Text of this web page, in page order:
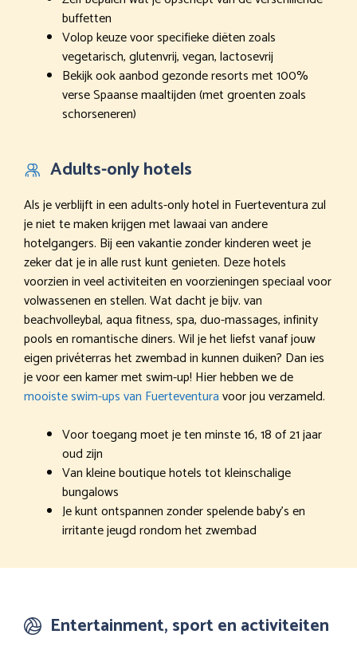
buffetten
Volop keuze voor specifieke diëten zoals
vegetarisch, glutenvrij, vegan, lactosevrij
Bekijk ook aanbod gezonde resorts met 100%
verse Spaanse maaltijden (met groenten zoals
schorseneren)
Adults-only hotels
Als je verblijft in een adults-only hotel in Fuerteventura zul
je niet te maken krijgen met lawaai van andere
hotelgangers. Bij een vakantie zonder kinderen weet je
zeker dat je in alle rust kunt genieten. Deze hotels
voorzien in veel activiteiten en voorzieningen speciaal voor
volwassenen en stellen. Wat dacht je bijv. van
beachvolleybal, aqua fitness, spa, duo-massages, infinity
pools en romantische diners. Wil je het liefst vanaf jouw
eigen privéterras het zwembad in kunnen duiken? Dan ies
je voor een kamer met swim-up! Hier hebben we de
mooiste swim-ups van Fuerteventuravoor jou verzameld.
Voor toegang moet je ten minste 16, 18 of 21 jaar
oud zijn
Van kleine boutique hotels tot kleinschalige
bungalows
Je kunt ontspannen zonder spelende baby’s en
irritante jeugd rondom het zwembad
Entertainment, sport en activiteiten